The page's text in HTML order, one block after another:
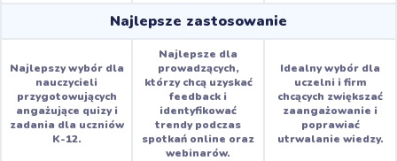
Najlepsze zastosowanie
Najlepszy wybór dla
nauczycieli
przygotowujących
angażujące quizy i
zadania dla uczniów
K-12.
Najlepsze dla
prowadzących,
którzy chcą uzyskać
feedback i
identyfikować
trendy podczas
spotkań online oraz
webinarów.
Idealny wybór dla
uczelni i firm
chcących zwiększać
zaangażowanie i
poprawiać
utrwalanie wiedzy.